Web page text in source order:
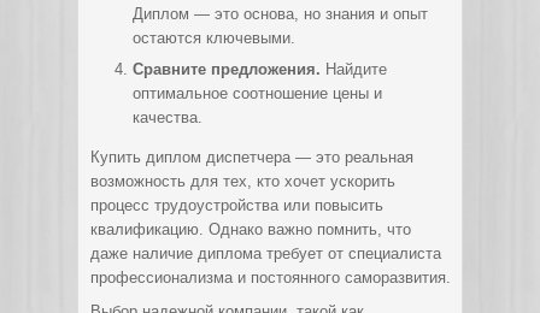
Диплом — это основа, но знания и опыт
остаются ключевыми.
Сравните предложения. Найдите
оптимальное соотношение цены и
качества.
Купить диплом диспетчера — это реальная
возможность для тех, кто хочет ускорить
процесс трудоустройства или повысить
квалификацию. Однако важно помнить, что
даже наличие диплома требует от специалиста
профессионализма и постоянного саморазвития.